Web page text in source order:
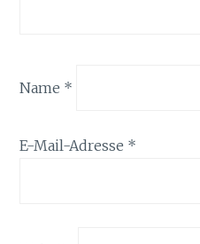
Name *
E-Mail-Adresse *